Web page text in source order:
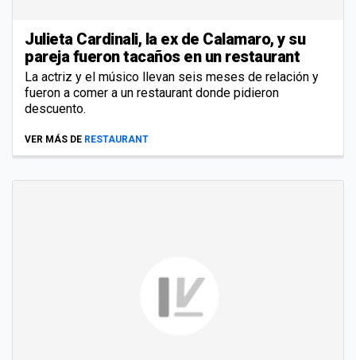
Julieta Cardinali, la ex de Calamaro, y su
pareja fueron tacaños en un restaurant
La actriz y el músico llevan seis meses de relación y
fueron a comer a un restaurant donde pidieron
descuento.
VER MÁS DE RESTAURANT